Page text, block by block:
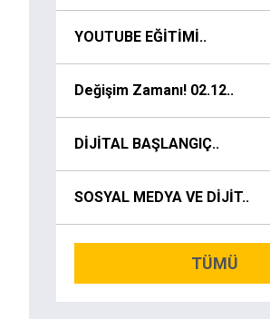
YOUTUBE EĞİTİMİ..
Değişim Zamanı! 02.12..
DİJİTAL BAŞLANGIÇ..
SOSYAL MEDYA VE DİJİT..
TÜMÜ